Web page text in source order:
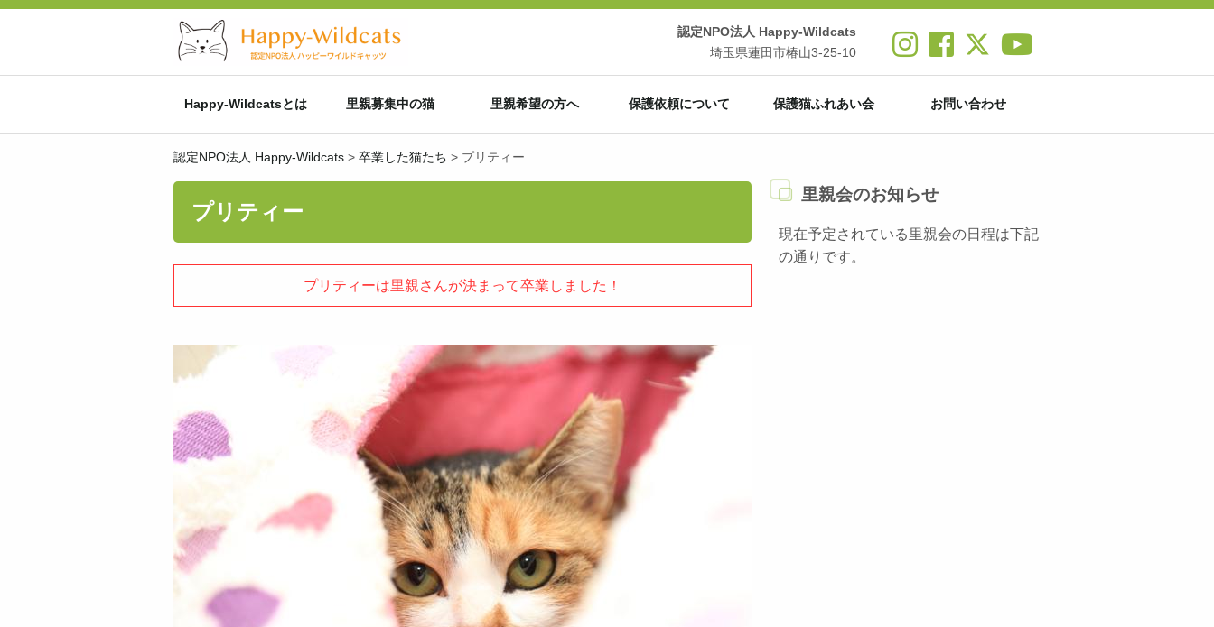
認定NPO法人 Happy-Wildcats
埼玉県蓮田市椿山3-25-10
Happy-Wildcatsとは 里親募集中の猫 里親希望の方へ 保護依頼について 保護猫ふれあい会 お問い合わせ
認定NPO法人 Happy-Wildcats > 卒業した猫たち > プリティー
プリティー
プリティーは里親さんが決まって卒業しました！
里親会のお知らせ
現在予定されている里親会の日程は下記
の通りです。